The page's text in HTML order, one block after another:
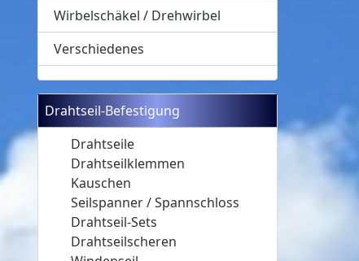
Wirbelschäkel / Drehwirbel
Verschiedenes
Drahtseil-Befestigung
Drahtseile
Drahtseilklemmen
Kauschen
Seilspanner / Spannschloss
Drahtseil-Sets
Drahtseilscheren